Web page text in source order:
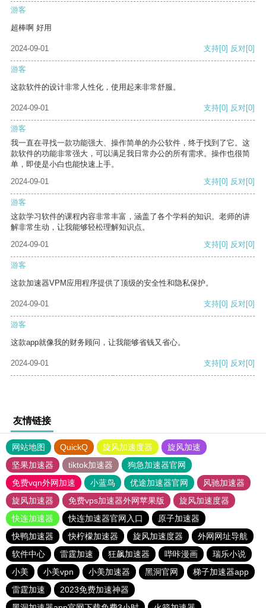
游客
超棒啊 好用
2024-09-01 支持[0] 反对[0]
游客
这款软件的设计非常人性化，使用起来非常舒服。
2024-09-01 支持[0] 反对[0]
游客
我一直在寻找一款功能强大、操作简单的办公软件，终于找到了它。这
款软件的功能非常强大，可以满足我日常办公的所有需求。操作也很简
单，即使是小白也能快速上手。
2024-09-01
支持[0] 反对[0]
游客
这款学习软件的课程内容非常丰富，涵盖了各个学科的知识。老师的讲
解非常生动，让我能够轻松理解知识点。
2024-09-01
支持[0] 反对[0]
游客
这款加速器VPM应用程序提供了顶级的安全性和隐私保护。
2024-09-01 支持[0] 反对[0]
游客
这款app就像我的财务顾问，让我能够省钱又省心。
2024-09-01 支持[0] 反对[0]
友情链接
网站地图 QuickQ 旋风加速度器
旋风加速
坚果加速器
tiktok加速器
狗急加速器官网
免费vqn外网加速
小蓝鸟 优途加速器官网
风驰加速器
旋风加速器
免费vps加速器外网苹果版
旋风加速度器
快连加速器
快连加速器官网入口
原子加速器
快鸭加速器
快柠檬加速器 旋风加速度器
外网网址导航
软件中心
雷霆加速 狂飙加速器 哔咔漫画
瑞乐小说
小美
小美vpn 小美加速器 黑洞官网
梯子加速器app
雷霆加速
2023免费加速神器